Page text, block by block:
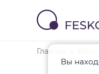
Вы
Главная